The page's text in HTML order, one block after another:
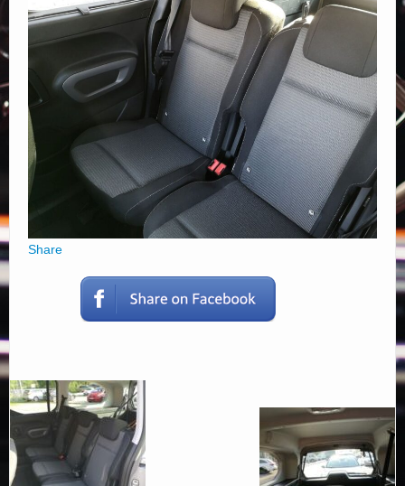
Elérhetőségek
Share